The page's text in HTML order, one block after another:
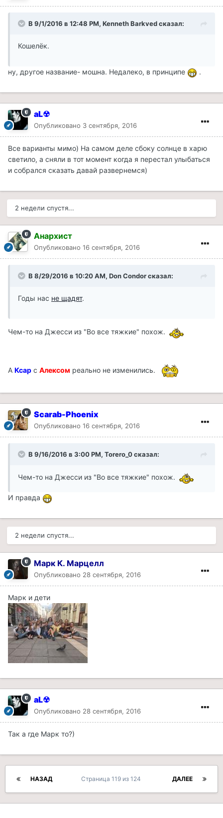
В 9/1/2016 в 12:48 PM, Kenneth Barkved сказал:
Кошелёк.
ну, другое название- мошна. Недалеко, в принципе .
aL☢
Опубликовано 3 сентября, 2016
Все варианты мимо) На самом деле сбоку солнце в харю
светило, а сняли в тот момент когда я перестал улыбаться
и собрался сказать давай развернемся)
2 недели спустя...
Анархист
Опубликовано 16 сентября, 2016
В 8/29/2016 в 10:20 AM, Don Condor сказал:
Годы нас не щадят.
Чем-то на Джесси из "Во все тяжкие" похож.
А Ксар с Алексом реально не изменились.
Scarab-Phoenix
Опубликовано 16 сентября, 2016
В 9/16/2016 в 3:00 PM, Torero_0 сказал:
Чем-то на Джесси из "Во все тяжкие" похож.
И правда
2 недели спустя...
Марк К. Марцелл
Опубликовано 28 сентября, 2016
Марк и дети
aL☢
Опубликовано 28 сентября, 2016
Так а где Марк то?)
НАЗАД ДАЛЕЕ
Страница 119 из 124